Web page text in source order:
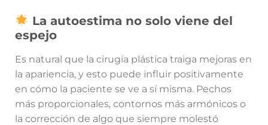
La autoestima no solo viene del
espejo
Es natural que la cirugía plástica traiga mejoras en
la apariencia, y esto puede influir positivamente
en cómo la paciente se ve a sí misma. Pechos
más proporcionales, contornos más armónicos o
la corrección de algo que siempre molestó